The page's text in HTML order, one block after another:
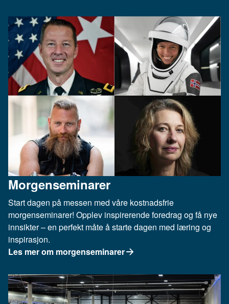
Morgenseminarer
Start dagen på messen med våre kostnadsfrie
morgenseminarer! Opplev inspirerende foredrag og få nye
innsikter – en perfekt måte å starte dagen med læring og
inspirasjon.
Les mer om morgenseminarer